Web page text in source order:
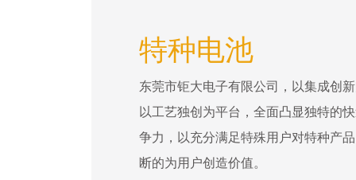
特种电池
东莞市钜大电子有限公司，以集成创
以工艺独创为平台，全面凸显独特的
争力，以充分满足特殊用户对特种产
断的为用户创造价值。